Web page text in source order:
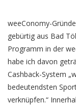
weeConomy-
gebürtig aus Bad
Programm in der
habe ich davon
Cashback-System
bedeutendsten
verknüpfen.“